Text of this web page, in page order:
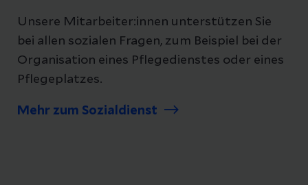
Unsere Mitarbeiter:innen unterstützen Sie
bei allen sozialen Fragen, zum Beispiel bei der
Organisation eines Pflegedienstes oder eines
Pflegeplatzes.
Mehr zum Sozialdienst